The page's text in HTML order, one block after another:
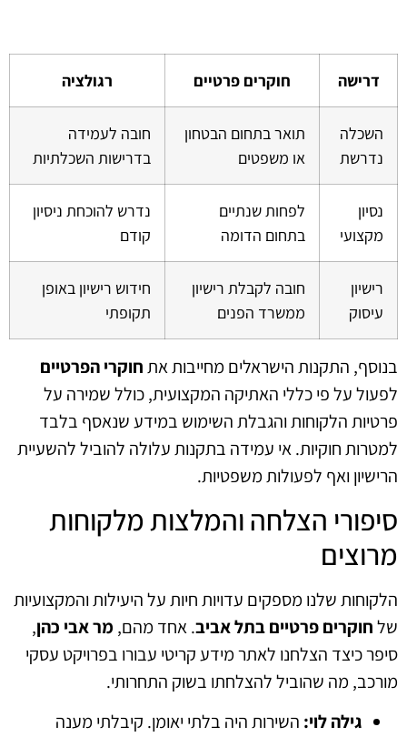
דרישה חוקרים פרטיים רגולציה
השכלה
נדרשת
תואר בתחום הבטחון
או משפטים
חובה לעמידה
בדרישות השכלתיות
נסיון
מקצועי
לפחות שנתיים
בתחום הדומה
נדרש להוכחת ניסיון
קודם
רישיון
עיסוק
חובה לקבלת רישיון
ממשרד הפנים
חידוש רישיון באופן
תקופתי
בנוסף, התקנות הישראלים מחייבות אתחוקרי הפרטיים
לפעול על פי כללי האתיקה המקצועית, כולל שמירה על
פרטיות הלקוחות והגבלת השימוש במידע שנאסף בלבד
למטרות חוקיות. אי עמידה בתקנות עלולה להוביל להשעיית
הרישיון ואף לפעולות משפטיות.
סיפורי הצלחה והמלצות מלקוחות
מרוצים
הלקוחות שלנו מספקים עדויות חיות על היעילות והמקצועיות
שלחוקרים פרטיים בתל אביב. אחד מהם, מר אבי כהן,
סיפר כיצד הצלחנו לאתר מידע קריטי עבורו בפרויקט עסקי
מורכב, מה שהוביל להצלחתו בשוק התחרותי.
גילה לוי: השירות היה בלתי יאומן. קיבלתי מענה